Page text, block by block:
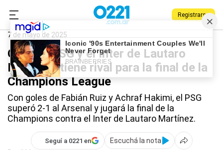
Registrarse
0221.com.ar
Lautaro Martínez
7 de mayo de 2025
Ganó el PSG y el Inter de Lautaro
Martínez tiene rival para la final de la
Champions League
Con goles de Fabián Ruiz y Achraf Hakimi, el PSG
superó 2-1 al Arsenal y jugará la final de la
Champions contra el Inter de Lautaro Martínez.
Seguí a 0221 en
Escuchá la nota